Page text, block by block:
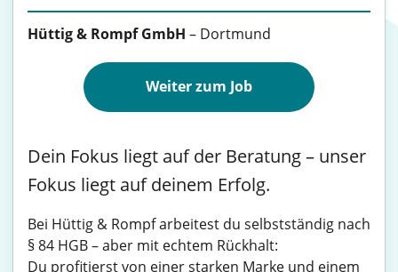
Hüttig & Rompf GmbH – Dortmund
Weiter zum Job
Dein Fokus liegt auf der Beratung – unser
Fokus liegt auf deinem Erfolg.
Bei Hüttig & Rompf arbeitest du selbstständig nach
§ 84 HGB – aber mit echtem Rückhalt:
Du profitierst von einer starken Marke und einem